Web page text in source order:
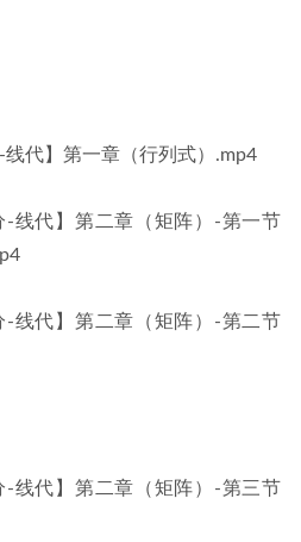
代】第一章（行列式）.mp4
线代】第二章（矩阵）-第一节
线代】第二章（矩阵）-第二节
线代】第二章（矩阵）-第三节